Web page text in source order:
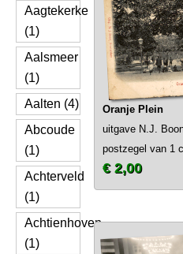
Aagtekerke
(1)
Aalsmeer
(1)
Aalten (4)
Abcoude
(1)
Achterveld
(1)
Achtienhoven
(1)
Oranje Plein
uitgave N.J.
postzegel van 1
€ 2,00